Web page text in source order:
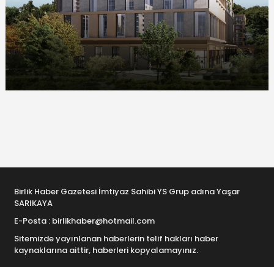
Birlik Haber Gazetesi İmtiyaz Sahibi YS Grup adına Yaşar
SARIKAYA
E-Posta : birlikhaber@hotmail.com
Sitemizde yayınlanan haberlerin telif hakları haber
kaynaklarına aittir, haberleri kopyalamayınız.